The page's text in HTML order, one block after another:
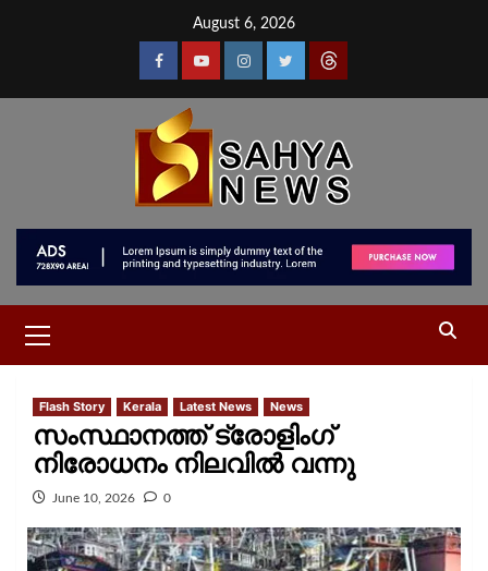
August 6, 2026
Flash Story Kerala Latest News News
സംസ്ഥാനത്ത് ട്രോളിംഗ്
നിരോധനം നിലവിൽ വന്നു
June 10, 2026 0